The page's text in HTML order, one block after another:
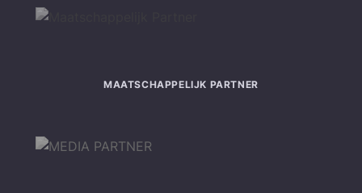
MAATSCHAPPELIJK PARTNER